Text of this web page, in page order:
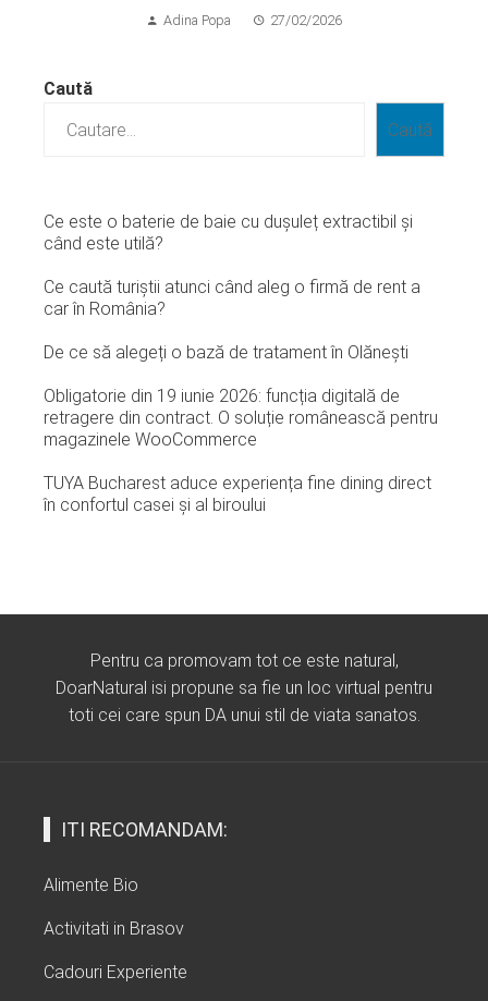
Adina Popa 27/02/2026
Caută
Caută
Ce este o baterie de baie cu dușuleț extractibil și
când este utilă?
Ce caută turiștii atunci când aleg o firmă de rent a
car în România?
De ce să alegeți o bază de tratament în Olănești
Obligatorie din 19 iunie 2026: funcția digitală de
retragere din contract. O soluție românească pentru
magazinele WooCommerce
TUYA Bucharest aduce experiența fine dining direct
în confortul casei și al biroului
Pentru ca promovam tot ce este natural,
DoarNatural isi propune sa fie un loc virtual pentru
toti cei care spun DA unui stil de viata sanatos.
ITI RECOMANDAM:
Alimente Bio
Activitati in Brasov
Cadouri Experiente